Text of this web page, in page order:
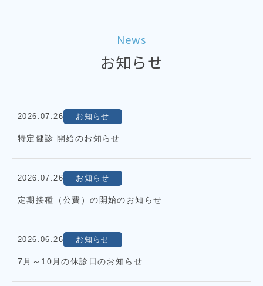
News
お知らせ
2026.07.26 お知らせ
特定健診 開始のお知らせ
2026.07.26 お知らせ
定期接種（公費）の開始のお知らせ
2026.06.26 お知らせ
7月～10月の休診日のお知らせ